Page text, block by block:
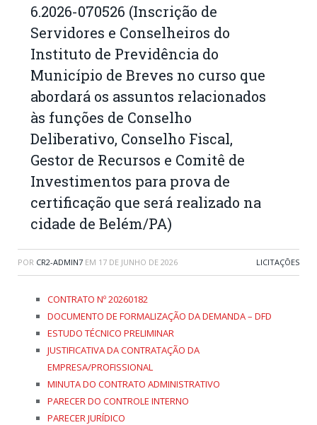
6.2026-070526 (Inscrição de
Servidores e Conselheiros do
Instituto de Previdência do
Município de Breves no curso que
abordará os assuntos relacionados
às funções de Conselho
Deliberativo, Conselho Fiscal,
Gestor de Recursos e Comitê de
Investimentos para prova de
certificação que será realizado na
cidade de Belém/PA)
POR CR2-ADMIN7 EM 17 DE JUNHO DE 2026 LICITAÇÕES
CONTRATO Nº 20260182
DOCUMENTO DE FORMALIZAÇÃO DA DEMANDA – DFD
ESTUDO TÉCNICO PRELIMINAR
JUSTIFICATIVA DA CONTRATAÇÃO DA
EMPRESA/PROFISSIONAL
MINUTA DO CONTRATO ADMINISTRATIVO
PARECER DO CONTROLE INTERNO
PARECER JURÍDICO